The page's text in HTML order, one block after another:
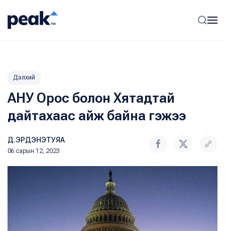
Дэлхий
АНУ Орос болон Хятадтай
дайтахаас айж байна гэжээ
Д.ЭРДЭНЭТУЯА
06 сарын 12, 2023